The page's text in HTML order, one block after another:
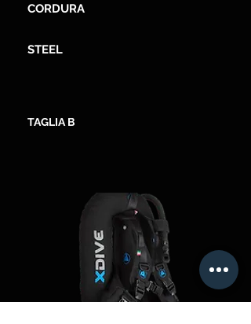
CORDURA
STEEL
TAGLIA B